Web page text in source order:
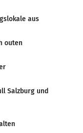
aus
outen
Salzburg und